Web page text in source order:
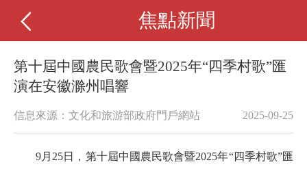
焦點新聞
第十屆中國農民歌會暨2025年“四季村歌”匯
演在安徽滁州唱響
信息來源：文化和旅游部政府門戶網站 2025-09-25
9月25日，第十屆中國農民歌會暨2025年“四季村歌”匯